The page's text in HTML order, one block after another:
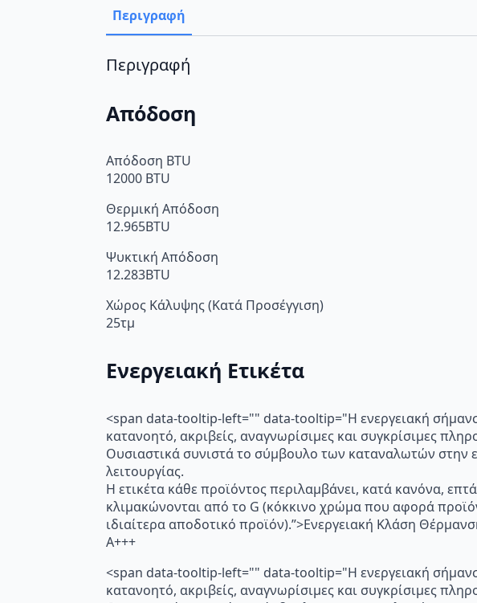
Περιγραφή
Περιγραφή
Απόδοση
Απόδοση BTU
12000 BTU
Θερμική Απόδοση
12.965BTU
Ψυκτική Απόδοση
12.283BTU
Χώρος Κάλυψης (Κατά Προσέγγιση)
25τμ
Ενεργειακή Ετικέτα
<span data-tooltip-left="" data-tooltip="Η ενεργειακή
κατανοητό, ακριβείς, αναγνωρίσιμες και συγκρίσιμες
Ουσιαστικά συνιστά το σύμβουλο των καταναλωτών στην
λειτουργίας.
Η ετικέτα κάθε προϊόντος περιλαμβάνει, κατά κανόνα,
κλιμακώνονται από το G (κόκκινο χρώμα που αφορά
ιδιαίτερα αποδοτικό προϊόν).”>Ενεργειακή Κλάση
A+++
<span data-tooltip-left="" data-tooltip="Η ενεργειακή
κατανοητό, ακριβείς, αναγνωρίσιμες και συγκρίσιμες